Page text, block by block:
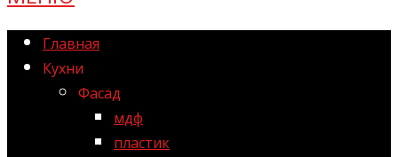
Главная
Кухни
Фасад
мдф
пластик